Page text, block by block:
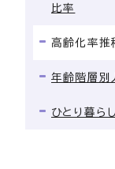
比率
高齢化率推
年齢階層別
ひとり暮ら